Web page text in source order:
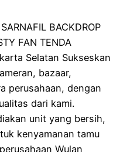
BACKDROP
FAN TENDA
Selatan Sukseskan
bazaar,
perusahaan, dengan
dari kami.
unit yang bersih,
kenyamanan tamu
Wulan